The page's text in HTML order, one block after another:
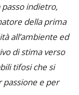
indietro,
della prima
all’ambiente ed
di stima verso
tifosi che si
e per